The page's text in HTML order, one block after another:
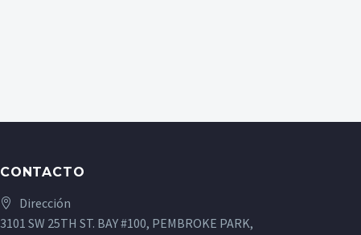
CONTACTO
Dirección
3101 SW 25TH ST. BAY #100, PEMBROKE PARK,